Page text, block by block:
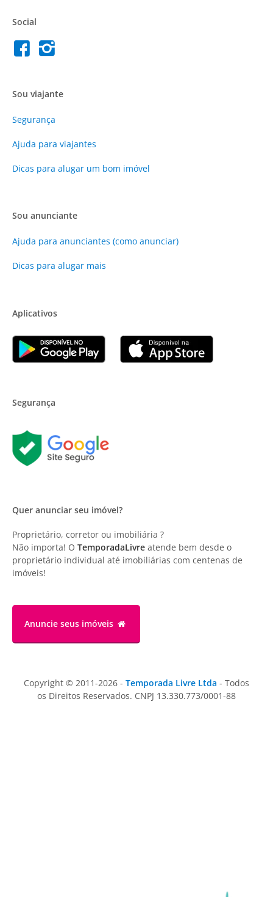
Social
Sou viajante
Segurança
Ajuda para viajantes
Dicas para alugar um bom imóvel
Sou anunciante
Ajuda para anunciantes (como anunciar)
Dicas para alugar mais
Aplicativos
Segurança
Quer anunciar seu imóvel?
Proprietário, corretor ou imobiliária ?
Não importa! O TemporadaLivre atende bem desde o
proprietário individual até imobiliárias com centenas de
imóveis!
Anuncie seus imóveis
Copyright © 2011-2026 - Temporada Livre Ltda - Todos
os Direitos Reservados. CNPJ 13.330.773/0001-88